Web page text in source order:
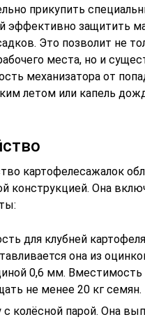
прикупить
эффективно защитить
Это позволит не
места, но и
механизатора от
летом или капель
картофелесажалок
конструкцией. Она
для клубней
она из
0,6 мм. Вместимость
не менее 20 кг семян.
с колёсной парой. Она